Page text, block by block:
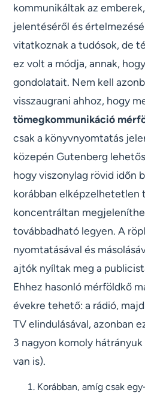
kommunikáltak az
jelentéséről és
vitatkoznak a tudósok, de
ez volt a módja, annak,
gondolatait. Nem kell
visszaugrani ahhoz, hogy
tömegkommunikáció
csak a könyvnyomtatás
közepén Gutenberg
hogy viszonylag rövid időn
korábban elképzelhetetlen
koncentráltan
továbbadható legyen. A
nyomtatásával és
ajtók nyíltak meg a
Ehhez hasonló mérföldkő
évekre tehető: a rádió,
TV elindulásával, azonban
3 nagyon komoly
van is).
Korábban, amíg csak